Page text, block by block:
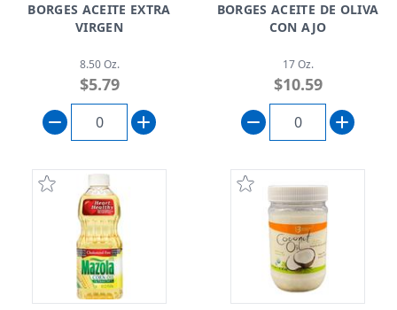
BORGES ACEITE EXTRA
VIRGEN
8.50 Oz.
$5.79
BORGES ACEITE DE OLIVA
CON AJO
17 Oz.
$10.59